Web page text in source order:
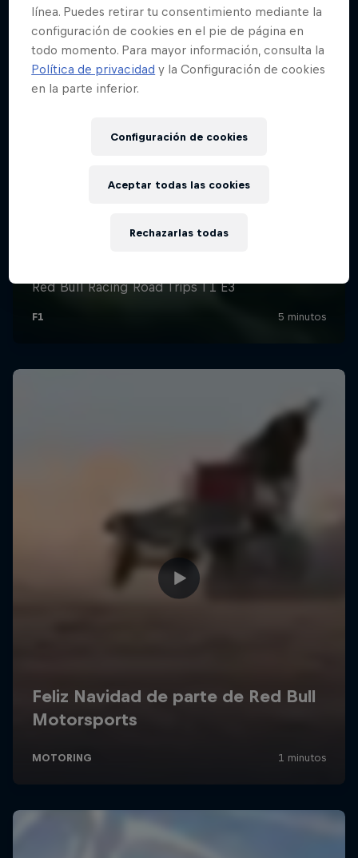
línea. Puedes retirar tu consentimiento mediante la
configuración de cookies en el pie de página en
todo momento. Para mayor información, consulta la
Política de privacidad y la Configuración de cookies
en la parte inferior.
Configuración de cookies
Rechazarlas todas
Aceptar todas las cookies